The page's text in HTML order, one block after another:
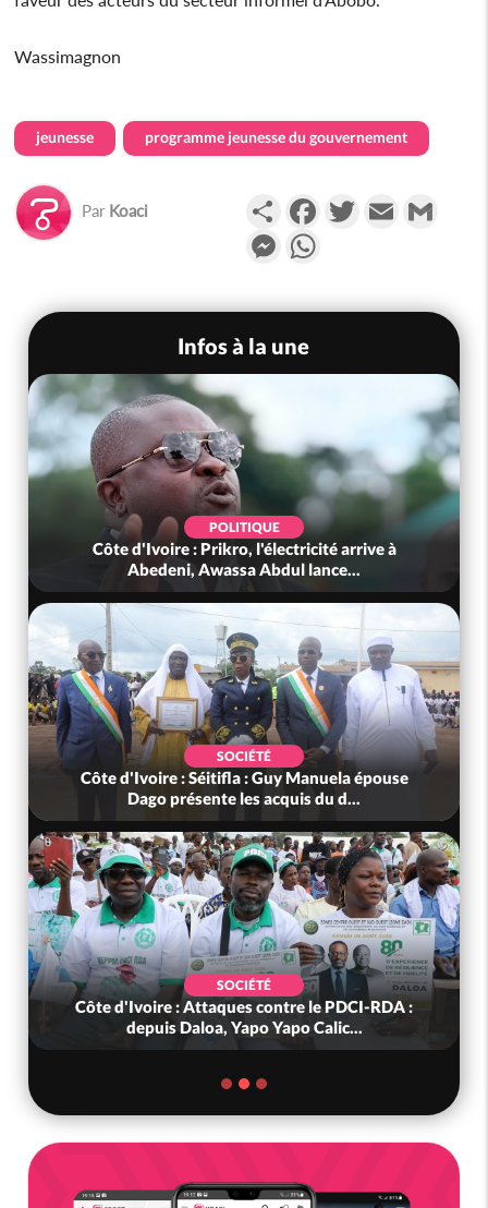
Wassimagnon
jeunesse programme jeunesse du gouvernement
Par Koaci PartagerFacebookTwitterEmail
Messenger
Infos à la une
POLITIQUE
Côte d'Ivoire : Prikro, l'électricité arrive à
Abedeni, Awassa Abdul lance...
SOCIÉTÉ
Côte d'Ivoire : Séitifla : Guy Manuela épouse
Dago présente les acquis du d...
SOCIÉTÉ
Côte d'Ivoire : Attaques contre le PDCI-RDA :
depuis Daloa, Yapo Yapo Calic...